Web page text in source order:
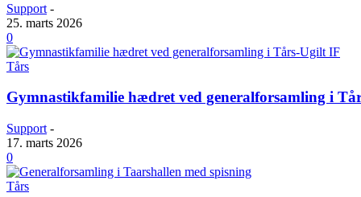
Support -
25. marts 2026
0
Tårs
Gymnastikfamilie hædret ved generalforsamling i
Support -
17. marts 2026
0
Tårs